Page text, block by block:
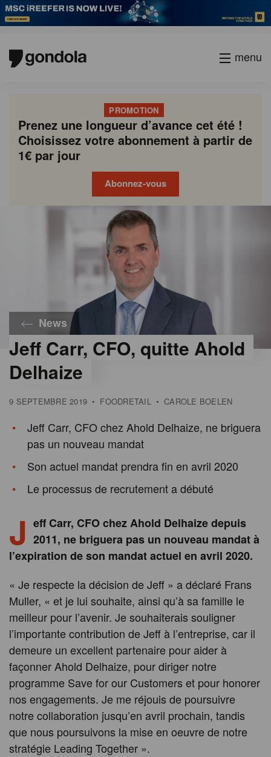
menu
PROMOTION
Prenez une longueur d’avance cet été !
Choisissez votre abonnement à partir de
1€ par jour
Abonnez-vous
News
Jeff Carr, CFO, quitte Ahold
Delhaize
9 SEPTEMBRE 2019 • FOODRETAIL • CAROLE BOELEN
Jeff Carr, CFO chez Ahold Delhaize, ne briguera
pas un nouveau mandat
Son actuel mandat prendra fin en avril 2020
Le processus de recrutement a débuté
J eff Carr, CFO chez Ahold Delhaize depuis
2011, ne briguera pas un nouveau mandat à
l’expiration de son mandat actuel en avril 2020.
« Je respecte la décision de Jeff » a déclaré Frans
Muller, « et je lui souhaite, ainsi qu’à sa famille le
meilleur pour l’avenir. Je souhaiterais souligner
l’importante contribution de Jeff à l’entreprise, car il
demeure un excellent partenaire pour aider à
façonner Ahold Delhaize, pour diriger notre
programme Save for our Customers et pour honorer
nos engagements. Je me réjouis de poursuivre
notre collaboration jusqu’en avril prochain, tandis
que nous poursuivons la mise en oeuvre de notre
stratégie Leading Together ».